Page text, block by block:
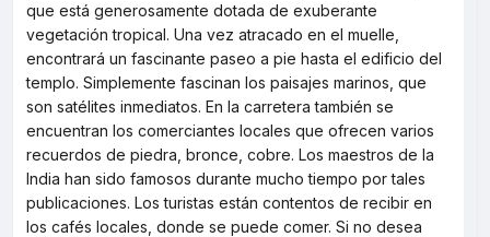
que está generosamente dotada de exuberante
vegetación tropical. Una vez atracado en el muelle,
encontrará un fascinante paseo a pie hasta el edificio del
templo. Simplemente fascinan los paisajes marinos, que
son satélites inmediatos. En la carretera también se
encuentran los comerciantes locales que ofrecen varios
recuerdos de piedra, bronce, cobre. Los maestros de la
India han sido famosos durante mucho tiempo por tales
publicaciones. Los turistas están contentos de recibir en
los cafés locales, donde se puede comer. Si no desea